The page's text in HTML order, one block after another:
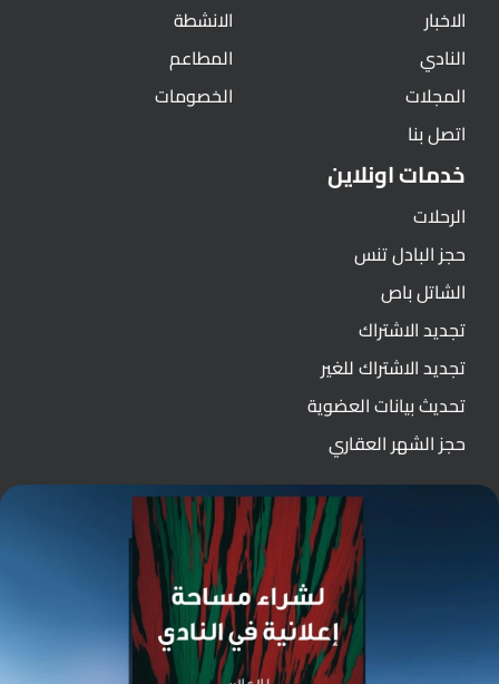
الاخبار
النادي
المجلات
اتصل بنا
الانشطة
المطاعم
الخصومات
خدمات اونلاين
الرحلات
حجز البادل تنس
الشاتل باص
تجديد الاشتراك
تجديد الاشتراك للغير
تحديث بيانات العضوية
حجز الشهر العقاري